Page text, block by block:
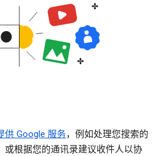
供 Google 服务，例如处理您搜索的
或根据您的通讯录建议收件人以协